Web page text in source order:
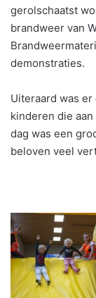
gerolschaatst
brandweer van
demonstraties.
Uiteraard was
kinderen die
dag was een
beloven veel